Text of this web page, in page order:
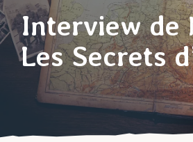
Interview de
Les Secrets